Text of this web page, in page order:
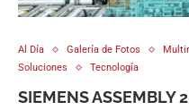
Al Día Galería de Fotos
Soluciones
Tecnología
SIEMENS ASSEMBLY